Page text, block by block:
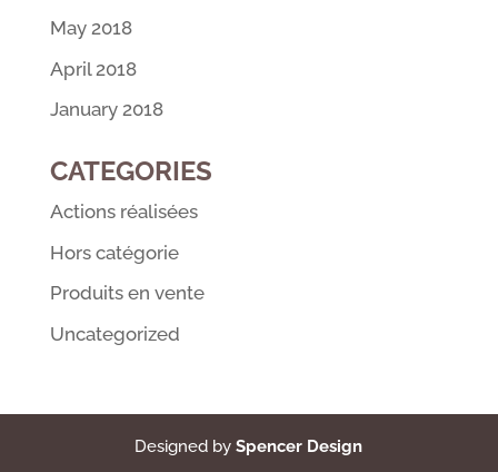
May 2018
April 2018
January 2018
CATEGORIES
Actions réalisées
Hors catégorie
Produits en vente
Uncategorized
Designed bySpencer Design